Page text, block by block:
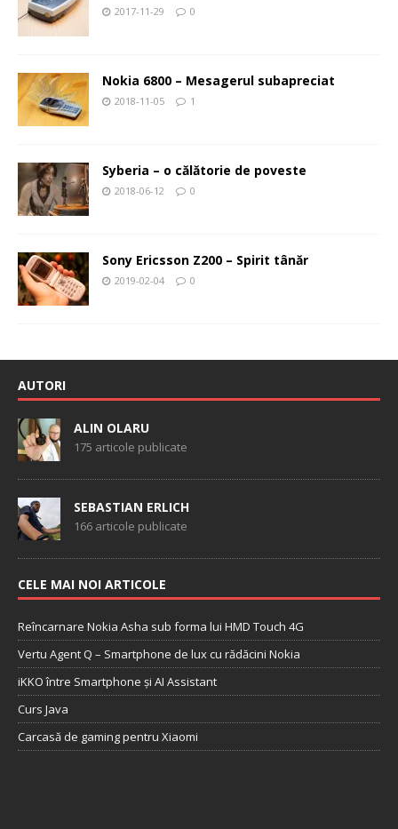
2017-11-29 0
Nokia 6800 – Mesagerul subapreciat
2018-11-05 1
Syberia – o călătorie de poveste
2018-06-12 0
Sony Ericsson Z200 – Spirit tânăr
2019-02-04 0
AUTORI
ALIN OLARU
175 articole publicate
SEBASTIAN ERLICH
166 articole publicate
CELE MAI NOI ARTICOLE
Reîncarnare Nokia Asha sub forma lui HMD Touch 4G
Vertu Agent Q – Smartphone de lux cu rădăcini Nokia
iKKO între Smartphone și AI Assistant
Curs Java
Carcasă de gaming pentru Xiaomi